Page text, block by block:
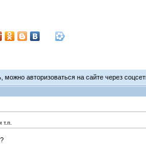
можно авторизоваться на сайте через
т.п.